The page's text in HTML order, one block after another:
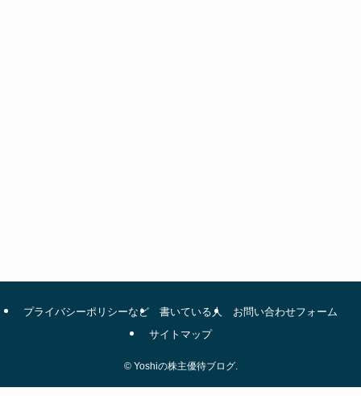
プライバシーポリシーなど 書いている人
お問い合わせフォーム
サイトマップ
©Yoshiの株主優待ブログ.